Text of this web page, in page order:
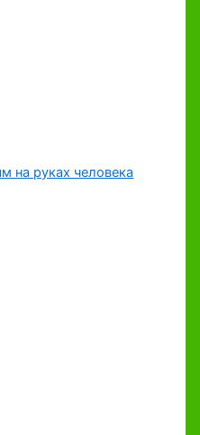
на руках человека